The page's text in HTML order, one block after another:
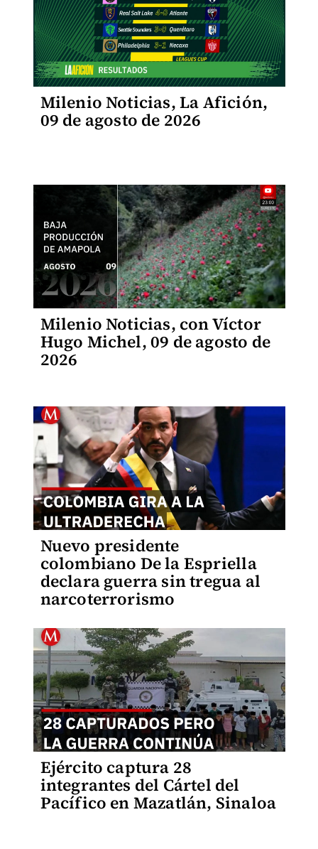
Milenio Noticias, La Afición,
09 de agosto de 2026
Milenio Noticias, con Víctor
Hugo Michel, 09 de agosto de
2026
Nuevo presidente
colombiano De la Espriella
declara guerra sin tregua al
narcoterrorismo
Ejército captura 28
integrantes del Cártel del
Pacífico en Mazatlán, Sinaloa